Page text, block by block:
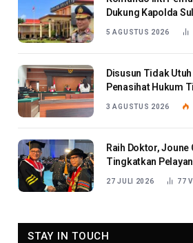
Dukung Kapolda
5 AGUSTUS 2026
Disusun Tidak
Penasihat Hukum
3 AGUSTUS 2026
Raih Doktor, Joune
Tingkatkan
27 JULI 2026 77
STAY IN TOUCH